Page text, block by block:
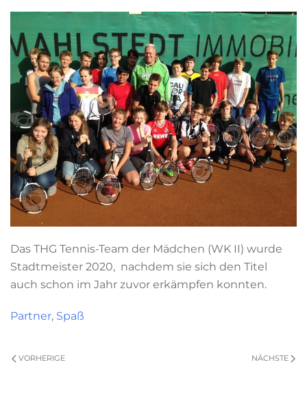
Das THG Tennis-Team der Mädchen (WK II) wurde
Stadtmeister 2020, nachdem sie sich den Titel
auch schon im Jahr zuvor erkämpfen konnten.
Partner, Spaß
VORHERIGE NÄCHSTE